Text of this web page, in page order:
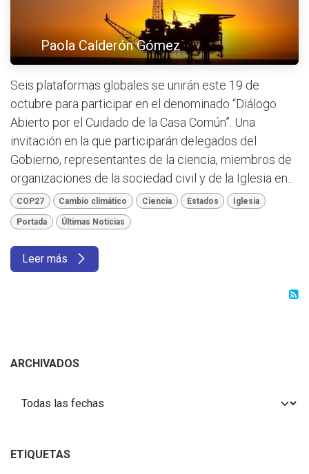
Paola Calderón Gómez
Seis plataformas globales se unirán este 19 de
octubre para participar en el denominado “Diálogo
Abierto por el Cuidado de la Casa Común”. Una
invitación en la que participarán delegados del
Gobierno, representantes de la ciencia, miembros de
organizaciones de la sociedad civil y de la Iglesia en...
COP27 Cambio climático Ciencia Estados Iglesia
Portada Últimas Noticias
Leer más
ARCHIVADOS
ETIQUETAS